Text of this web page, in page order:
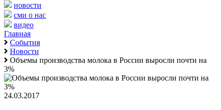
новости
сми о нас
видео
Главная
События
Новости
Объемы производства молока в России выросли почти на
3%
24.03.2017